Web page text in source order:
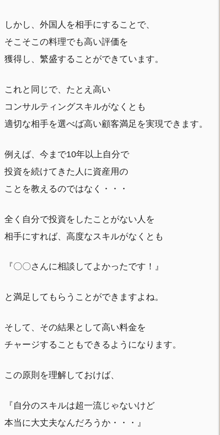
しかし、外国人を相手にすることで、
そこそこの料理でも高い評価を
獲得し、繁盛することができています。
これと同じで、たとえ高い
コンサルティングスキルがなくとも
適切な相手を選べば高い顧客満足を実現できます。
例えば、今まで10年以上自分で
投資を続けてきた人に資産用の
ことを教えるのではなく・・・
全く自分で投資をしたことがない人を
相手にすれば、高度なスキルがなくとも
『〇〇さんに相談してよかったです！』
と満足してもらうことができますよね。
そして、その結果として高い料金を
チャージすることもできるようになります。
この原則を理解しておけば、
『自分のスキルは超一流じゃないけど
本当に大丈夫なんだろうか・・・』